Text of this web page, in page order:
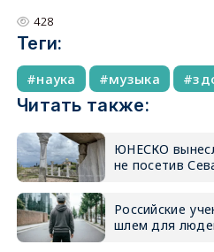
428
Теги:
наука музыка
Читать также:
ЮНЕСКО
не посетив
Российские
шлем для